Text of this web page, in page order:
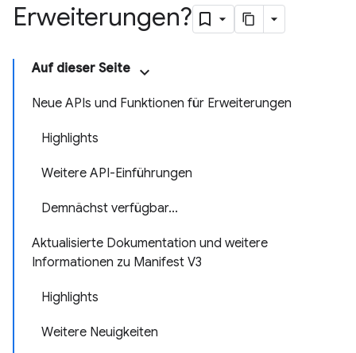
Erweiterungen?
Auf dieser Seite
Neue APIs und Funktionen für Erweiterungen
Highlights
Weitere API-Einführungen
Demnächst verfügbar...
Aktualisierte Dokumentation und weitere
Informationen zu Manifest V3
Highlights
Weitere Neuigkeiten